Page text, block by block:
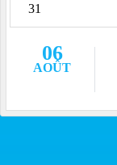
31
06
AOÛT